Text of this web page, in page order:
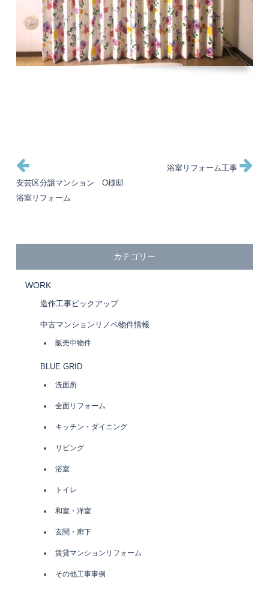
投
稿
ゲ
過
去
の
安芸区分譲マンション O様邸
浴室リフォーム
次
浴室リフォーム工事
カテゴリー
WORK
造作工事ピックアップ
中古マンションリノベ物件情報
販売中物件
BLUE GRID
洗面所
全面リフォーム
キッチン・ダイニング
リビング
浴室
トイレ
和室・洋室
玄関・廊下
賃貸マンションリフォーム
その他工事事例